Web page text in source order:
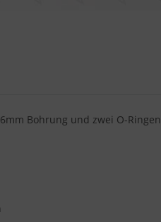
Bohrung und zwei O-Ringen